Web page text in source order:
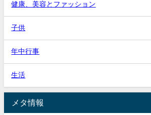
健康、美容とファッション
子供
年中行事
生活
メタ情報